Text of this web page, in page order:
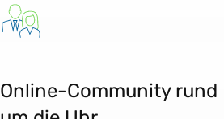
Online-Community rund